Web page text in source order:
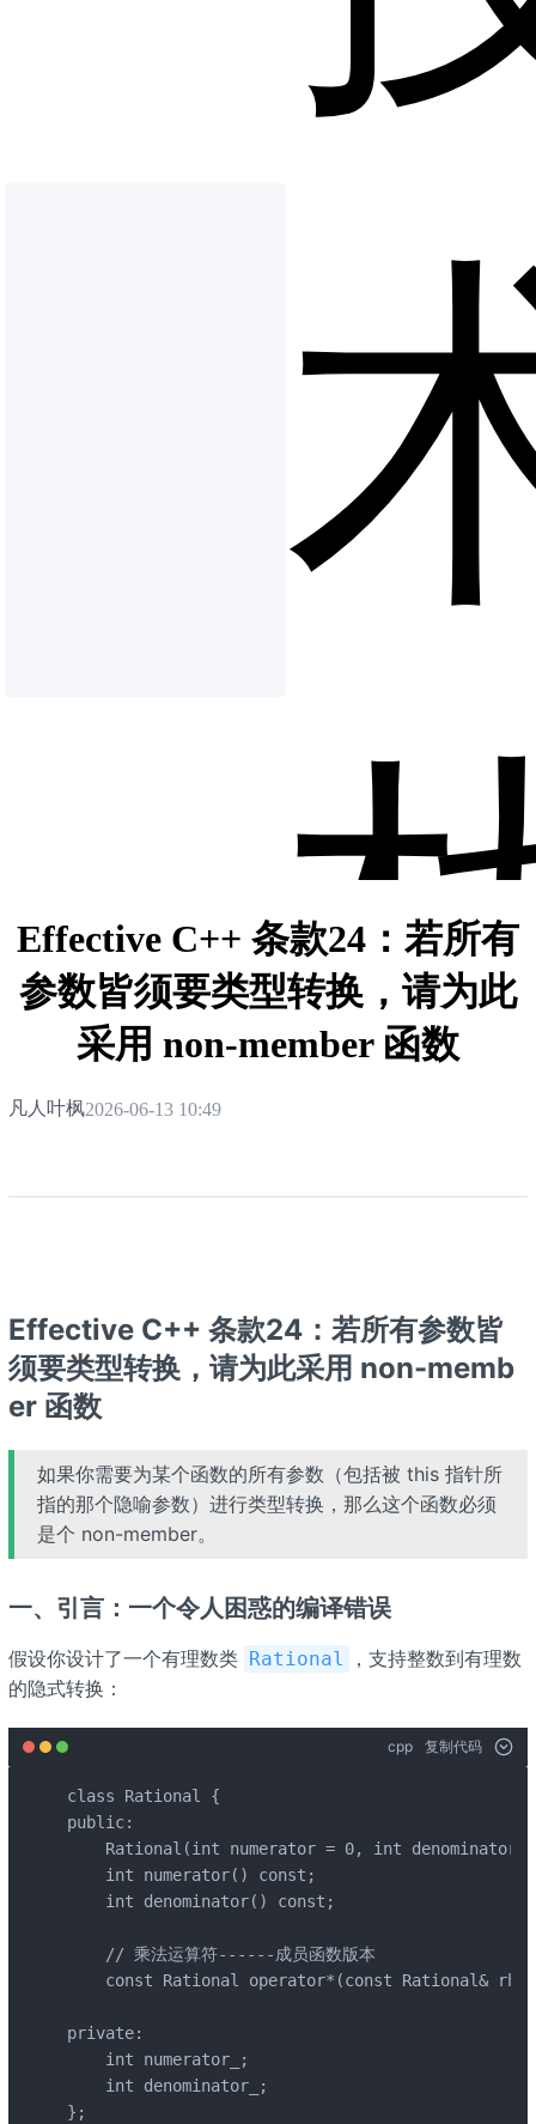
Effective C++ 条款24：若所有
参数皆须要类型转换，请为此
采用 non-member 函数
凡人叶枫2026-06-13 10:49
Effective C++ 条款24：若所有参数皆
须要类型转换，请为此采用 non-memb
er 函数
如果你需要为某个函数的所有参数（包括被 this 指针所
指的那个隐喻参数）进行类型转换，那么这个函数必须
是个 non-member。
一、引言：一个令人困惑的编译错误
假设你设计了一个有理数类 Rational
，支持整数到有理数
的隐式转换：
cpp 复制代码
class Rational {
public:
Rational(int numerator = 0, int denominator =
    int numerator() const;
    int denominator() const;
    // 乘法运算符------成员函数版本
const Rational operator*(const Rational&
private:
    int numerator_;
    int denominator_;
};